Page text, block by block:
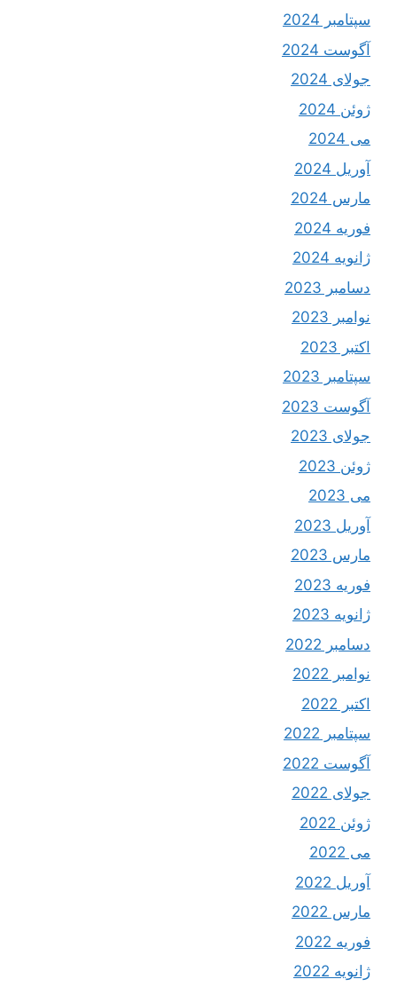
سپتامبر 2024
آگوست 2024
جولای 2024
ژوئن 2024
می 2024
آوریل 2024
مارس 2024
فوریه 2024
ژانویه 2024
دسامبر 2023
نوامبر 2023
اکتبر 2023
سپتامبر 2023
آگوست 2023
جولای 2023
ژوئن 2023
می 2023
آوریل 2023
مارس 2023
فوریه 2023
ژانویه 2023
دسامبر 2022
نوامبر 2022
اکتبر 2022
سپتامبر 2022
آگوست 2022
جولای 2022
ژوئن 2022
می 2022
آوریل 2022
مارس 2022
فوریه 2022
ژانویه 2022